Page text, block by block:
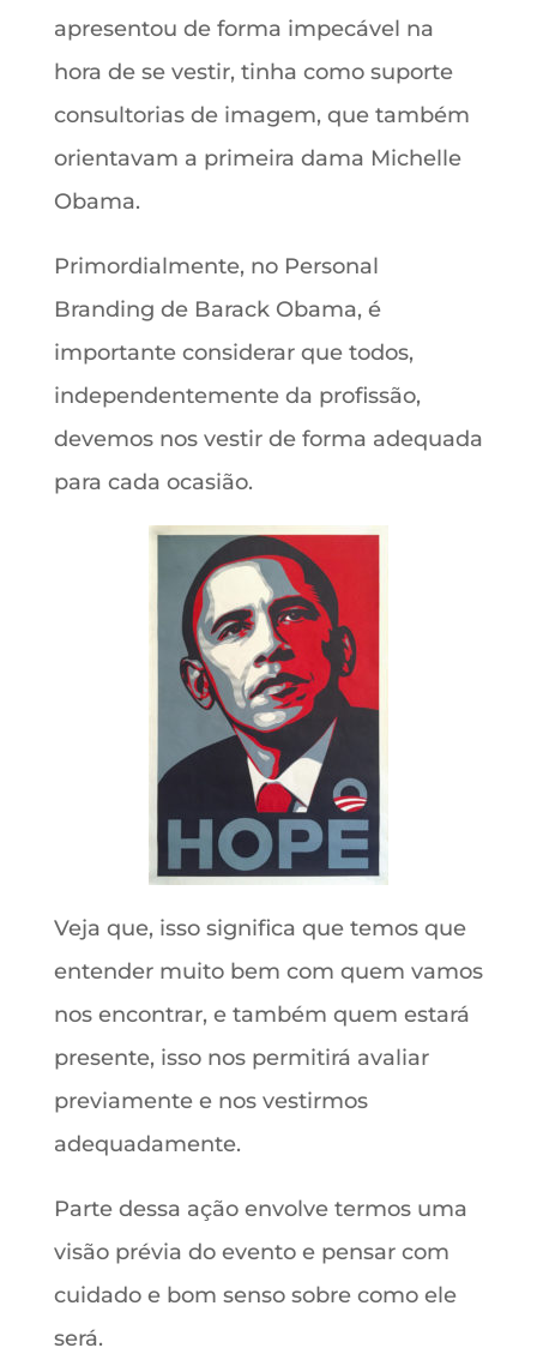
apresentou de forma impecável na
hora de se vestir, tinha como suporte
consultorias de imagem, que também
orientavam a primeira dama Michelle
Obama.
Primordialmente, no Personal
Branding de Barack Obama, é
importante considerar que todos,
independentemente da profissão,
devemos nos vestir de forma adequada
para cada ocasião.
Veja que, isso significa que temos que
entender muito bem com quem vamos
nos encontrar, e também quem estará
presente, isso nos permitirá avaliar
previamente e nos vestirmos
adequadamente.
Parte dessa ação envolve termos uma
visão prévia do evento e pensar com
cuidado e bom senso sobre como ele
será.